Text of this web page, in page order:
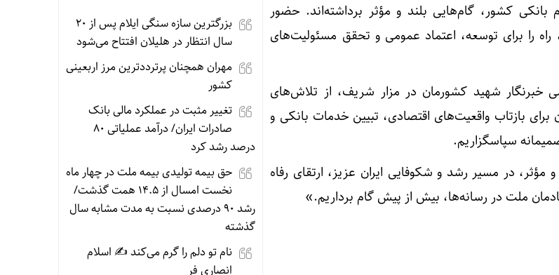
کشور، گام‌هایی بلند و مؤثر برداشته‌اند. حضور
را برای توسعه، اعتماد عمومی و تحقق مسئولیت‌های
خبرنگار شهید کشورمان در مزار شریف، از تلاش‌های
بازتاب واقعیت‌های اقتصادی، تبیین خدمات بانکی و
سپاسگزاریم.
مؤثر، در مسیر رشد و شکوفایی ایران عزیز، ارتقای رفاه
ملت در رسانه‌ها، بیش از پیش گام برداریم.»
بزرگترین سازه سنگی ایلام پس از ۲۰
سال انتظار در هلیلان افتتاح می‌شود
مهران همچنان پرترددترین مرز اربعینی
کشور
تغییر مثبت در عملکرد مالی بانک
صادرات ایران/ درآمد عملیاتی ۸۰
درصد رشد کرد
حق بیمه تولیدی بیمه ملت در چهار ماه
نخست امسال از ۱۴.۵ همت گذشت/
رشد ۹۰ درصدی نسبت به مدت مشابه سال
گذشته
نام تو دلم را گرم می‌کند ✍️ اسلام
انصاری فر